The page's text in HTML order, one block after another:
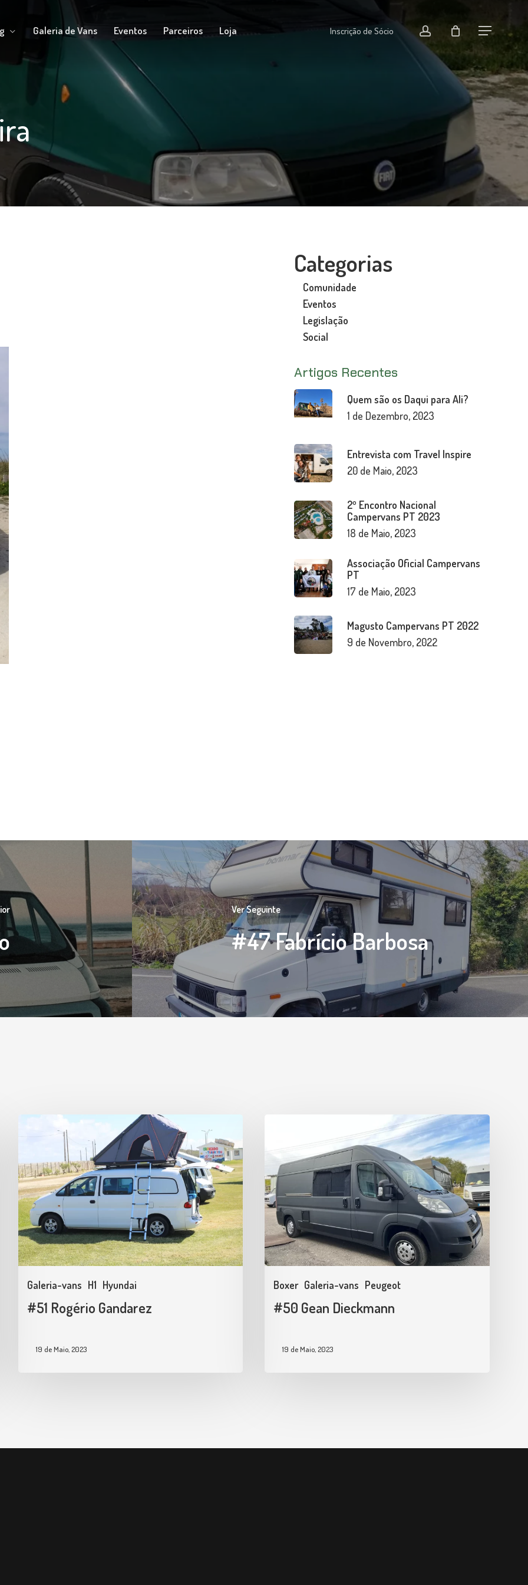
Galeria de Vans Eventos Parceiros Loja Inscrição de Sócio conta Menu
Categorias
Comunidade
Eventos
Legislação
Social
Artigos Recentes
Quem são os Daqui para Ali?
1 de Dezembro, 2023
Entrevista com Travel Inspire
20 de Maio, 2023
2º Encontro Nacional
Campervans PT 2023
18 de Maio, 2023
Associação Oficial Campervans
PT
17 de Maio, 2023
Magusto Campervans PT 2022
9 de Novembro, 2022
Ver Seguinte
#47 Fabrício Barbosa
Galeria-vans H1 Hyundai
#51
#51 Rogério Gandarez
19 de Maio, 2023
Boxer Galeria-vans Peugeot
#50 Gean Dieckmann
19 de Maio, 2023